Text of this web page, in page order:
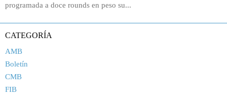
programada a doce rounds en peso su...
CATEGORÍA
AMB
Boletín
CMB
FIB